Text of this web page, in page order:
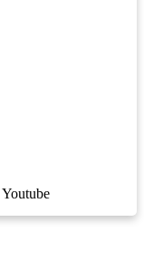
Youtube